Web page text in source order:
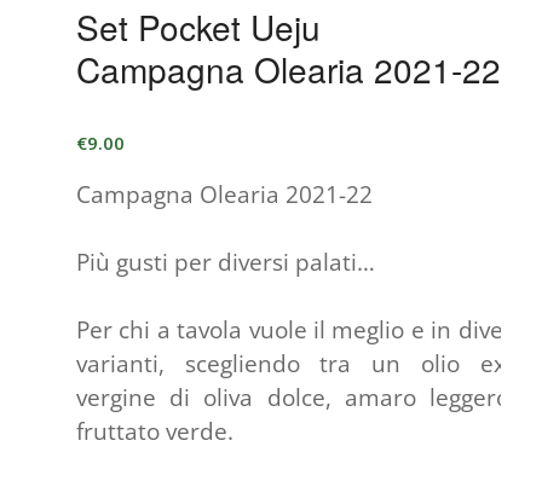
Set Pocket Ueju
Campagna Olearia 2021-22
€9.00
Campagna Olearia 2021-22
Più gusti per diversi palati…
Per chi a tavola vuole il meglio e in diverse
varianti, scegliendo tra un olio extra
vergine di oliva dolce, amaro leggero e
fruttato verde.